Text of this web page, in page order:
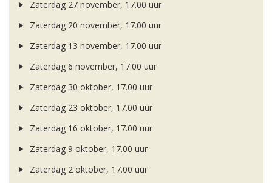
Zaterdag 27 november, 17.00 uur
Zaterdag 20 november, 17.00 uur
Zaterdag 13 november, 17.00 uur
Zaterdag 6 november, 17.00 uur
Zaterdag 30 oktober, 17.00 uur
Zaterdag 23 oktober, 17.00 uur
Zaterdag 16 oktober, 17.00 uur
Zaterdag 9 oktober, 17.00 uur
Zaterdag 2 oktober, 17.00 uur